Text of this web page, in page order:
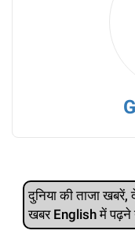
दुनिया की ताजा
खबर English में